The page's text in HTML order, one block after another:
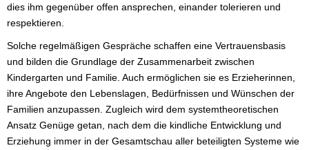
dies ihm gegenüber offen ansprechen, einander tolerieren und
respektieren.
Solche regelmäßigen Gespräche schaffen eine Vertrauensbasis
und bilden die Grundlage der Zusammenarbeit zwischen
Kindergarten und Familie. Auch ermöglichen sie es Erzieherinnen,
ihre Angebote den Lebenslagen, Bedürfnissen und Wünschen der
Familien anzupassen. Zugleich wird dem systemtheoretischen
Ansatz Genüge getan, nach dem die kindliche Entwicklung und
Erziehung immer in der Gesamtschau aller beteiligten Systeme wie